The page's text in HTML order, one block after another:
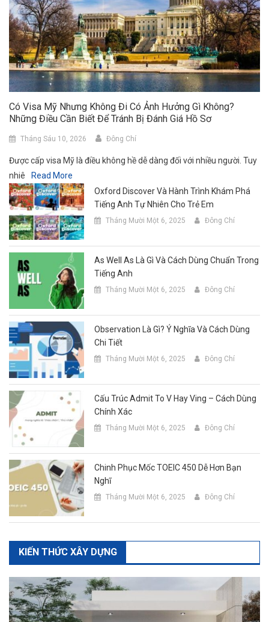
Có Visa Mỹ Nhưng Không Đi Có Ảnh Hưởng Gì Không?
Những Điều Cần Biết Để Tránh Bị Đánh Giá Hồ Sơ
Tháng Sáu 10, 2026 Đông Chí
Được cấp visa Mỹ là điều không hề dễ dàng đối với nhiều người. Tuy
nhiê
Read More
Oxford Discover Và Hành Trình Khám Phá
Tiếng Anh Tự Nhiên Cho Trẻ Em
Tháng Mười Một 6, 2025 Đông Chí
As Well As Là Gì Và Cách Dùng Chuẩn Trong
Tiếng Anh
Tháng Mười Một 6, 2025 Đông Chí
Observation Là Gì? Ý Nghĩa Và Cách Dùng
Chi Tiết
Tháng Mười Một 6, 2025 Đông Chí
Cấu Trúc Admit To V Hay Ving – Cách Dùng
Chính Xác
Tháng Mười Một 6, 2025 Đông Chí
Chinh Phục Mốc TOEIC 450 Dễ Hơn Bạn
Nghĩ
Tháng Mười Một 6, 2025 Đông Chí
KIẾN THỨC XÂY DỰNG